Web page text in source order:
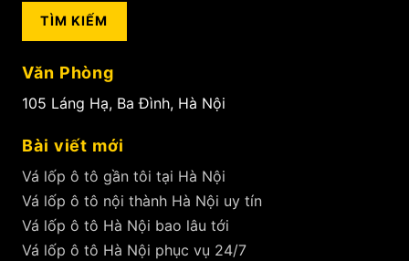
cho:
Văn Phòng
105 Láng Hạ, Ba Đình, Hà Nội
Bài viết mới
Vá lốp ô tô gần tôi tại Hà Nội
Vá lốp ô tô nội thành Hà Nội uy tín
Vá lốp ô tô Hà Nội bao lâu tới
Vá lốp ô tô Hà Nội phục vụ 24/7